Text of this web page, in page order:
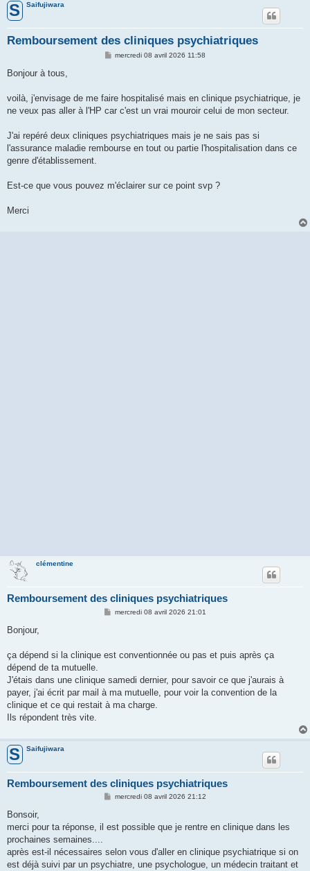
S Saifujiwara
Remboursement des cliniques psychiatriques
M
g
mercredi 08 avril 2026 11:58
Bonjour à tous,
voilà, j'envisage de me faire hospitalisé mais en clinique psychiatrique, je
ne veux pas aller à l'HP car c'est un vrai mouroir celui de mon secteur.
J'ai repéré deux cliniques psychiatriques mais je ne sais pas si
l'assurance maladie rembourse en tout ou partie l'hospitalisation dans ce
genre d'établissement.
Est-ce que vous pouvez m'éclairer sur ce point svp ?
Merci
clémentine
Remboursement des cliniques psychiatriques
M
g
mercredi 08 avril 2026 21:01
Bonjour,
ça dépend si la clinique est conventionnée ou pas et puis après ça
dépend de ta mutuelle.
J'étais dans une clinique samedi dernier, pour savoir ce que j'aurais à
payer, j'ai écrit par mail à ma mutuelle, pour voir la convention de la
clinique et ce qui restait à ma charge.
Ils répondent très vite.
S Saifujiwara
Remboursement des cliniques psychiatriques
M
a
mercredi 08 avril 2026 21:12
Bonsoir,
merci pour ta réponse, il est possible que je rentre en clinique dans les
prochaines semaines....
après est-il nécessaires selon vous d'aller en clinique psychiatrique si on
est déjà suivi par un psychiatre, une psychologue, un médecin traitant et